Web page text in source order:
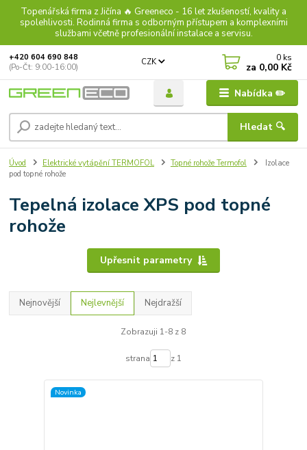
Topenářská firma z Jičína 🔥 Greeneco - 16 let zkušeností, kvality a
spolehlivosti. Rodinná firma s odborným přístupem a komplexními
službami včetně profesionální instalace a servisu.
Nabídka ✏️
CZK
Hledat 🔍
+420 604 690 848
(Po-Čt: 9:00-16:00)
0 ks
za 0,00 Kč
Úvod Elektrické vytápění TERMOFOL Topné rohože Termofol
Izolace
pod topné rohože
Tepelná izolace XPS pod topné
rohože
Upřesnit parametry
Nejnovější Nejlevnější Nejdražší
Zobrazuji 1-8 z 8
strana z 1
Novinka